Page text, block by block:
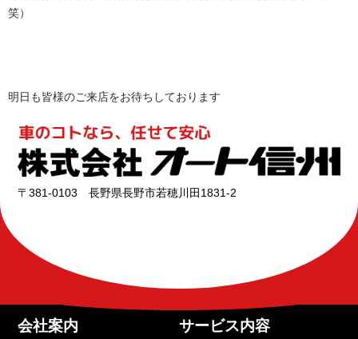
笑）
明日も皆様のご来店をお待ちしております
〒381-0103 長野県長野市若穂川田1831-2
会社案内 サービス内容